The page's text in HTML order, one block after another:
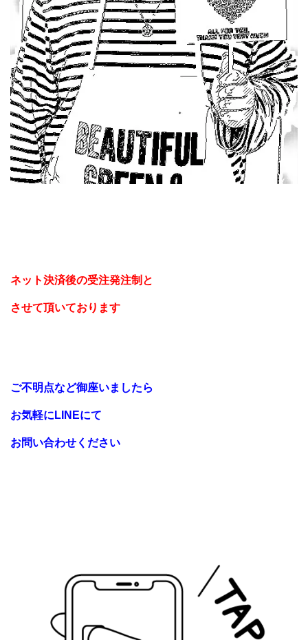
ネット決済後の受注発注制と
させて頂いております
ご不明点など御座いましたら
お気軽にLINEにて
お問い合わせください